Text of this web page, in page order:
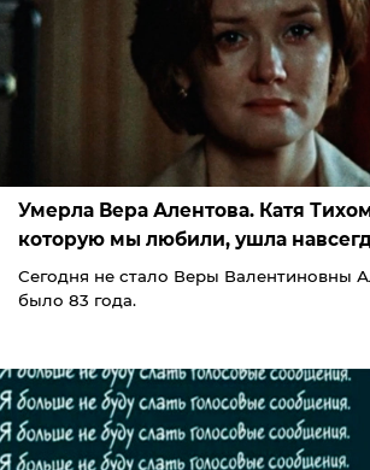
Умерла Вера Алентова. Катя
которую мы любили, ушла
Сегодня не стало Веры Валентиновны
было 83 года.